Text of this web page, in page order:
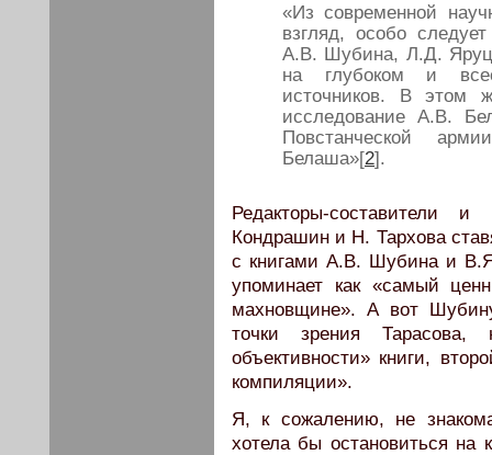
«Из современной
взгляд, особо
А.В. Шубина, Л.Д.
на глубоком и
источников. В этом
исследование А.В.
Повстанческой
Белаша»[2].
Редакторы-
Кондрашин и Н. Тархова
с книгами А.В. Шубина и
упоминает как «самый
махновщине». А вот
точки зрения
объективности» книги,
компиляции».
Я, к сожалению, не
хотела бы остановиться